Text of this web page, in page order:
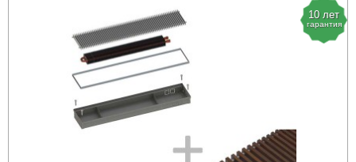
10 лет
гарантия